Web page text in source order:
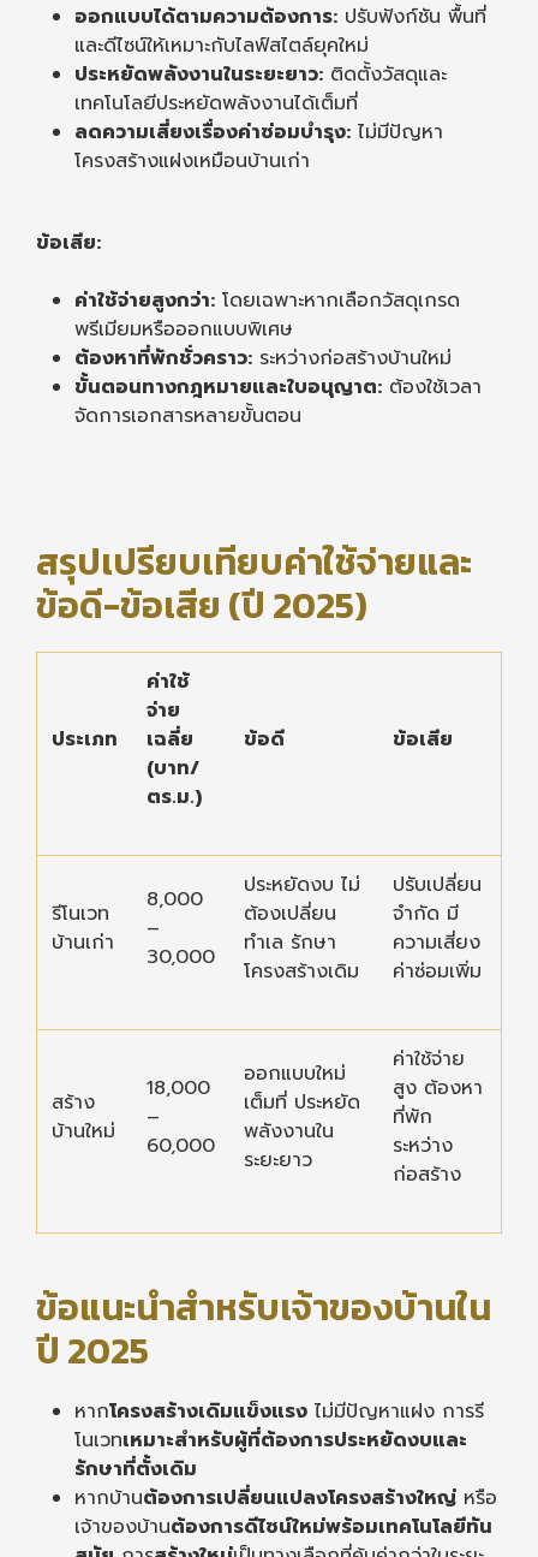
ออกแบบได้ตามความต้องการ: ปรับฟังก์ชัน พื้นที่
และดีไซน์ให้เหมาะกับไลฟ์สไตล์ยุคใหม่
ประหยัดพลังงานในระยะยาว: ติดตั้งวัสดุและ
เทคโนโลยีประหยัดพลังงานได้เต็มที่
ลดความเสี่ยงเรื่องค่าซ่อมบำรุง: ไม่มีปัญหา
โครงสร้างแฝงเหมือนบ้านเก่า
ข้อเสีย:
ค่าใช้จ่ายสูงกว่า: โดยเฉพาะหากเลือกวัสดุเกรด
พรีเมียมหรือออกแบบพิเศษ
ต้องหาที่พักชั่วคราว: ระหว่างก่อสร้างบ้านใหม่
ขั้นตอนทางกฎหมายและใบอนุญาต: ต้องใช้เวลา
จัดการเอกสารหลายขั้นตอน
สรุปเปรียบเทียบค่าใช้จ่ายและ
ข้อดี-ข้อเสีย (ปี 2025)
ประเภท
ค่าใช้
จ่าย
เฉลี่ย
(บาท/
ตร.ม.)
ข้อดี ข้อเสีย
รีโนเวท
บ้านเก่า
8,000
–
30,000
ประหยัดงบ ไม่
ต้องเปลี่ยน
ทำเล รักษา
โครงสร้างเดิม
ปรับเปลี่ยน
จำกัด มี
ความเสี่ยง
ค่าซ่อมเพิ่ม
สร้าง
บ้านใหม่
18,000
–
60,000
ออกแบบใหม่
เต็มที่ ประหยัด
พลังงานใน
ระยะยาว
ค่าใช้จ่าย
สูง ต้องหา
ที่พัก
ระหว่าง
ก่อสร้าง
ข้อแนะนำสำหรับเจ้าของบ้านใน
ปี 2025
หากโครงสร้างเดิมแข็งแรง ไม่มีปัญหาแฝง การรี
โนเวทเหมาะสำหรับผู้ที่ต้องการประหยัดงบและ
รักษาที่ตั้งเดิม
หากบ้านต้องการเปลี่ยนแปลงโครงสร้างใหญ่ หรือ
เจ้าของบ้านต้องการดีไซน์ใหม่พร้อมเทคโนโลยีทัน